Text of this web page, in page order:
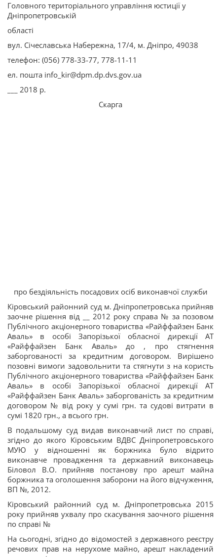
Головного територіального управління юстиції у
Дніпропетровській
області
вул. Січеславська Набережна, 17/4, м. Дніпро, 49038
телефон: (056) 778-33-77, 778-11-11
ел. пошта info_kir@dpm.dp.dvs.gov.ua
___ 2018 р.
Скарга
про бездіяльність посадових осіб виконавчої служби
Кіровський районний суд м. Дніпропетровська прийняв
заочне рішення від __ 2012 року справа № за позовом
Публічного акціонерного товариства «Райффайзен Банк
Аваль» в особі Запорізької обласної дирекції АТ
«Райффайзен Банк Аваль» до , про стягнення
заборгованості за кредитним договором. Вирішено
позовні вимоги задовольнити та стягнути з на користь
Публічного акціонерного товариства «Райффайзен Банк
Аваль» в особі Запорізької обласної дирекції АТ
«Райффайзен Банк Аваль» заборгованість за кредитним
договором № від року у сумі грн. та судові витрати в
сумі 1820 грн., а всього грн.
В подальшому суд видав виконавчий лист по справі,
згідно до якого Кіровським ВДВС Дніпропетровського
МУЮ у відношенні як боржника було відрито
виконавче провадження та державний виконавець
Біловол В.О. прийняв постанову про арешт майна
боржника та оголошення заборони на його відчуження,
ВП №, 2012.
Кіровський районний суд м. Дніпропетровська 2015
року прийняв ухвалу про скасування заочного рішення
по справі №
На сьогодні, згідно до відомостей з державного реєстру
речових прав на нерухоме майно, арешт накладений